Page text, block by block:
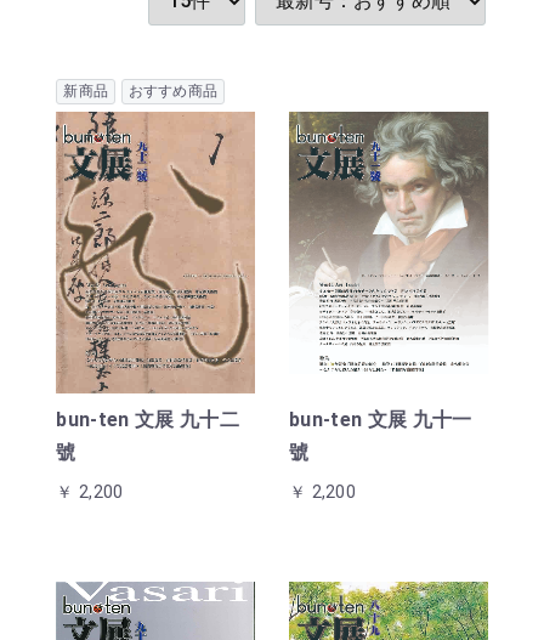
新商品 おすすめ商品
bun-ten 文展 九十二
號
￥ 2,200
bun-ten 文展 九十一
號
￥ 2,200